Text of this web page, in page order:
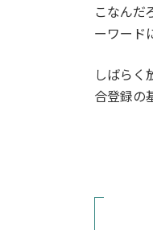
こなんだ
ーワード
しばらく
合登録の